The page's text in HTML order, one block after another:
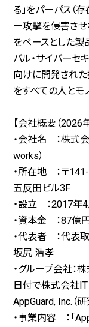
る」をパーパス（
ー攻撃を侵害させ
をベースとした
バル・サイバーセ
向けに開発された
をすべての人とモ
【会社概要（2026
・会社名 ：株式
works）
・所在地 ：〒
五反田ビル3F
・設立 ：2017年4
・資本金 ：87億
・代表者 ：代表
坂尻 浩孝
・グループ会社：
日付で株式会社IT
AppGuard, Inc.（
・事業内容 ：「